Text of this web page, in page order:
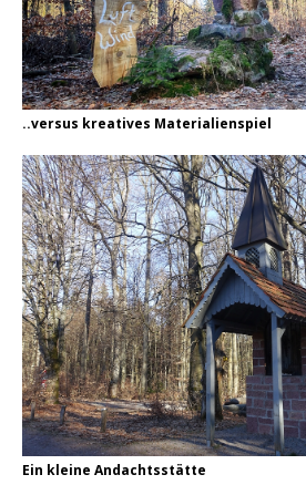
..versus kreatives Materialienspiel
Ein kleine Andachtsstätte